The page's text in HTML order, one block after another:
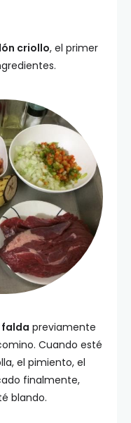
criollo, el primer
falda previamente
Cuando esté
el pimiento, el
finalmente,
blando.